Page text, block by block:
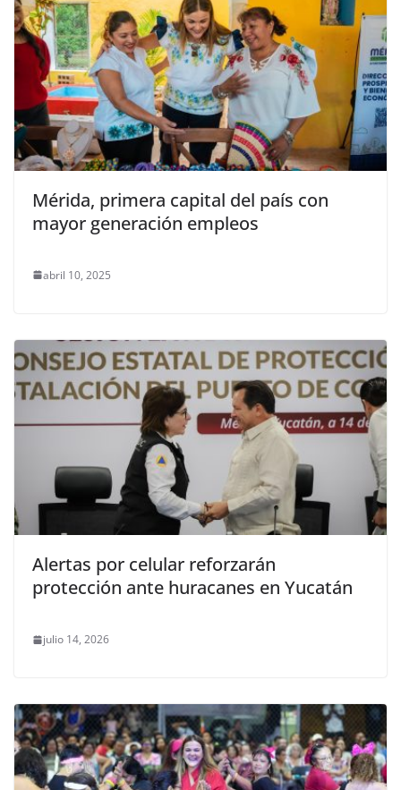
Mérida, primera capital del país con
mayor generación empleos
abril 10, 2025
Alertas por celular reforzarán
protección ante huracanes en Yucatán
julio 14, 2026